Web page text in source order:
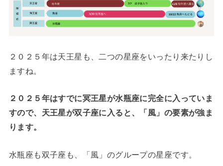
２０２５年は天王星も、二つの星座をいったり来たりし
ますね。
２０２５年はすでに冥王星が水瓶座に完全に入っていま
すので、天王星が双子座に入ると、「風」の要素が強ま
ります。
水瓶座も双子座も、「風」のグループの星座です。